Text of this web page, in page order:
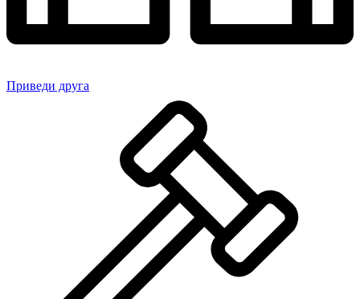
Приведи друга